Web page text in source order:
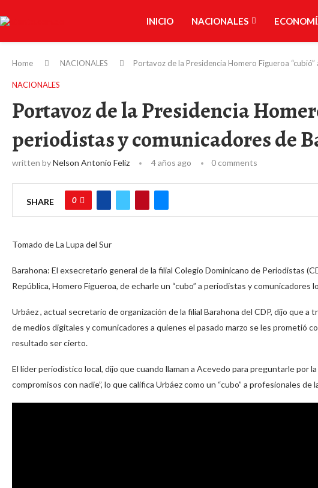
INICIO NACIONALES
Home NACIONALES Portavoz de la Presidencia Homero Figueroa
NACIONALES
Portavoz de la Presidencia
periodistas y comunicadores de
written byNelson Antonio Feliz 4 años ago 0 comments
SHARE 0
Tomado de La Lupa del Sur
Barahona: El exsecretario general de la filial Colegio Dominicano de Periodistas
República, Homero Figueroa, de echarle un “cubo” a periodistas y comunicadores
Urbáez , actual secretario de organización de la filial Barahona del CDP, dijo que
de medios digitales y comunicadores a quienes el pasado marzo se les prometió
resultado ser cierto.
El líder periodístico local, dijo que cuando llaman a Acevedo para preguntarle por
compromisos con nadie”, lo que califica Urbáez como un “cubo” a profesionales